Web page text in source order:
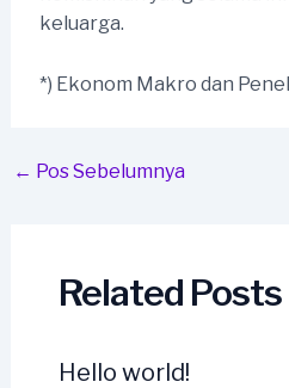
keluarga.
*) Ekonom Makro dan
Post
← Pos Sebelumnya
Related Posts
Hello world!